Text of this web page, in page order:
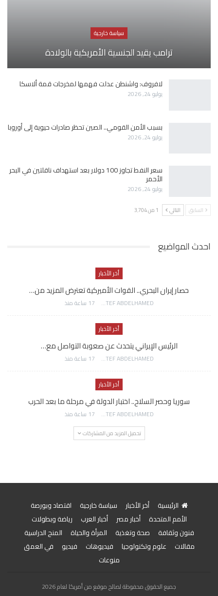
سياسة خارجية
ترامب يقيد الجنسية الأمريكية بالولادة
لافروف: واشنطن عدلت فهمها لمخرجات قمة ألاسكا
يوليو 24, 2026
بسبب الأمن القومي.. الصين تحظر صادرات حيوية إلى أوروبا
يوليو 24, 2026
سعر النفط تجاوز 100 دولار بعد استهداف ناقلتين في البحر
الأحمر
يوليو 24, 2026
السابق التالي 1 من 3٬704
احدث المواضيع
أخر الأخبار
حصار إيران البحري.. القوات الأميركية تعترض المزيد من…
AWATEF ABDELHAMED 17 ساعة منذ
أخر الأخبار
الرئيس الإيراني يتحدث عن صعوبة التواصل مع…
AWATEF ABDELHAMED 17 ساعة منذ
أخر الأخبار
سوريا وحصر السلاح.. اختبار الدولة في مرحلة ما بعد الحرب
AWATEF ABDELHAMED 17 ساعة منذ
تحميل المزيد من المشاركات
الرئيسية أخر الأخبار سياسة خارجية
اقتصاد وبورصة
الأمم المتحدة
أخبار مصر أخبار العرب
رياضة وبطولات
فنون وثقافة
صحة وتغذية المرأة والحياة
المنح الدراسية
مقالات
علوم وتكنولوجيا فيديوهات فيديو
في العمق
منوعات
جميع الحقوق محفوظة لصالح موقع من أمريكا لعام 2026